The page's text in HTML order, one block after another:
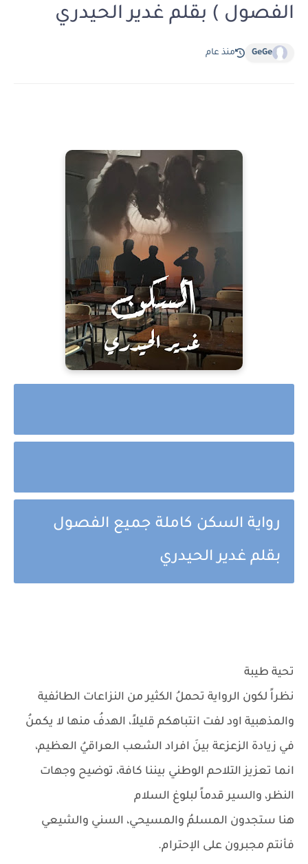
الفصول ) بقلم غدير الحيدري
GeGe منذ عام
رواية السكن كاملة جميع الفصول
بقلم غدير الحيدري
تحية طيبة
نظراً لكون الرواية تحملُ الكثير من النزاعات الطائفية
والمذهبية اود لفت انتباهكم قليلاً، الهدفُ منها لا يكمنُ
في زيادة الزعزعة بينَ افراد الشعب العراقيُ العظيم،
انما تعزيز التلاحم الوطني بيننا كافة، توضيح وجهات
النظر، والسير قدماً لبلوغ السلام
هنا ستجدون المسلمُ والمسيحي، السني والشيعي
فأنتم مجبرون على الإحترام.